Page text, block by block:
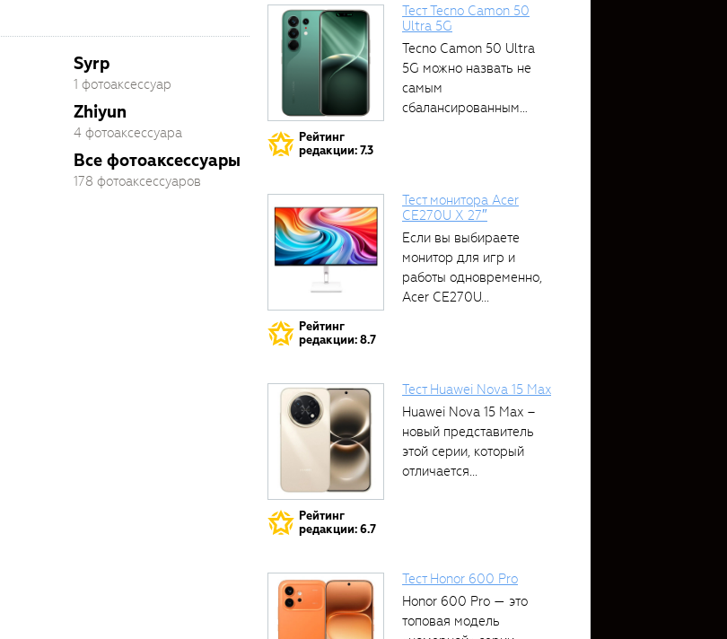
Syrp
1 фотоаксессуар
Zhiyun
4 фотоаксессуара
Все фотоаксессуары
178 фотоаксессуаров
Рейтинг
редакции: 7.3
Тест Tecno Camon 50
Ultra 5G
Tecno Camon 50 Ultra
5G можно назвать не
самым
сбалансированным
Рейтинг
редакции: 8.7
Тест монитора Acer
CE270U X 27″
Если вы выбираете
монитор для игр и
работы одновременно,
Acer CE270U...
Рейтинг
редакции: 6.7
Тест Huawei Nova 15 Max
Huawei Nova 15 Max –
новый представитель
этой серии, который
отличается...
Тест Honor 600 Pro
Honor 600 Pro — это
топовая модель